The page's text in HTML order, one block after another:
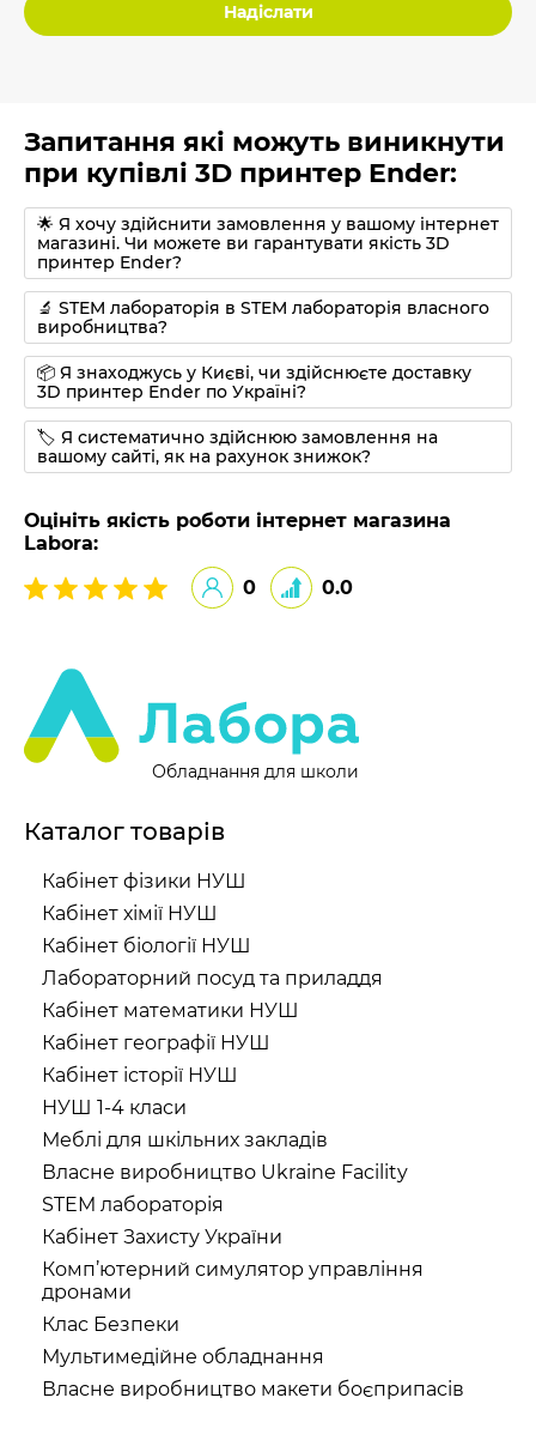
Надіслати
Запитання які можуть виникнути
при купівлі 3D принтер Ender:
🌟 Я хочу здійснити замовлення у вашому інтернет
магазині. Чи можете ви гарантувати якість 3D
принтер Ender?
🔬 STEM лабораторія в STEM лабораторія власного
виробництва?
📦 Я знаходжусь у Києві, чи здійснюєте доставку
3D принтер Ender по Україні?
🏷 Я систематично здійснюю замовлення на
вашому сайті, як на рахунок знижок?
Оцініть якість роботи інтернет магазина
Labora:
0
0.0
Обладнання для школи
Каталог товарів
Кабінет фізики НУШ
Кабінет хімії НУШ
Кабінет біології НУШ
Лабораторний посуд та приладдя
Кабінет математики НУШ
Кабінет географії НУШ
Кабінет історії НУШ
НУШ 1-4 класи
Меблі для шкільних закладів
Власне виробництво Ukraine Facility
STEM лабораторія
Кабінет Захисту України
Комп’ютерний симулятор управління
дронами
Клас Безпеки
Мультимедійне обладнання
Власне виробництво макети боєприпасів